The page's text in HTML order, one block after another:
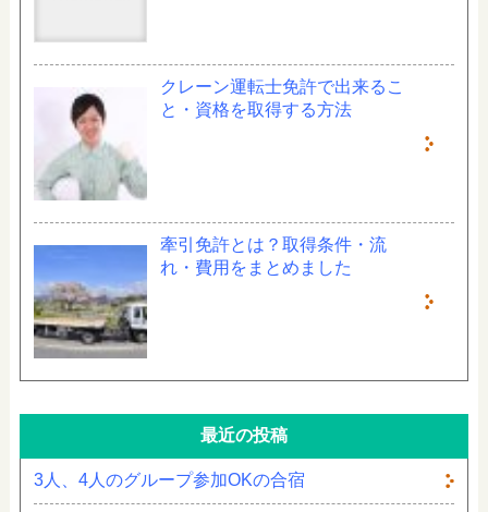
クレーン運転士免許で出来るこ
と・資格を取得する方法
牽引免許とは？取得条件・流
れ・費用をまとめました
最近の投稿
3人、4人のグループ参加OKの合宿